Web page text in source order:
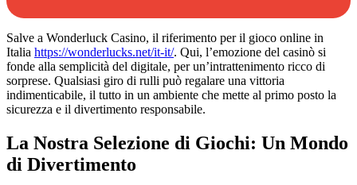
Salve a Wonderluck Casino, il riferimento per il gioco online in
Italia https://wonderlucks.net/it-it/. Qui, l’emozione del casinò si
fonde alla semplicità del digitale, per un’intrattenimento ricco di
sorprese. Qualsiasi giro di rulli può regalare una vittoria
indimenticabile, il tutto in un ambiente che mette al primo posto la
sicurezza e il divertimento responsabile.
La Nostra Selezione di Giochi: Un Mondo
di Divertimento